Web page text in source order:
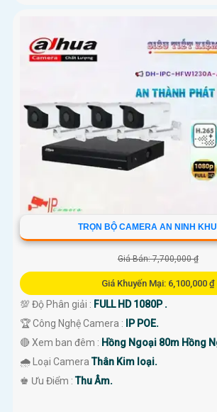
TRỌN BỘ CAMERA AN NINH
Giá Bán: 7,700,000 ₫
Giá Khuyến Mại: 6,100,000 ₫
💯 Độ Phân giải : FULL HD 1080P .
🏆 Công Nghệ Camera :
IP POE.
🔴 Xem ban đêm : Hồng Ngoại 80m Hồng
🌧️ Loại CameraThân Kim loại.
️♚ Ưu Điểm :Thu Âm.